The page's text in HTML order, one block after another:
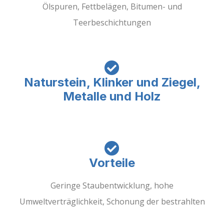
Ölspuren, Fettbelägen, Bitumen- und
Teerbeschichtungen
Naturstein, Klinker und Ziegel,
Metalle und Holz
Vorteile
Geringe Staubentwicklung, hohe
Umweltverträglichkeit, Schonung der bestrahlten